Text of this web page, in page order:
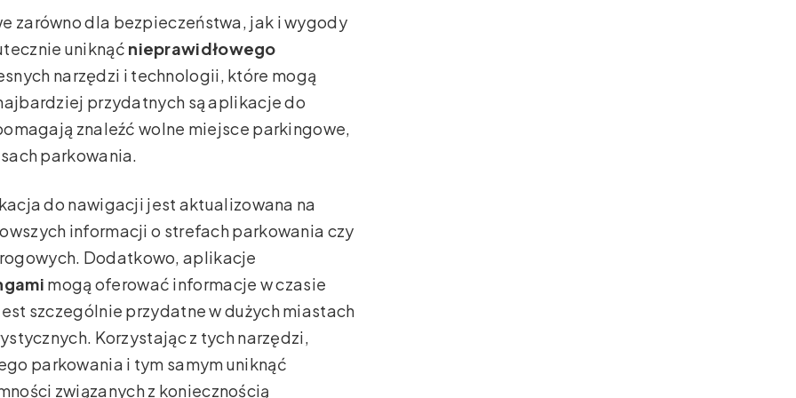
zarówno dla bezpieczeństwa, jak i wygody
uniknąć nieprawidłowego
narzędzi i technologii, które mogą
przydatnych są aplikacje do
znaleźć wolne miejsce parkingowe,
parkowania.
do nawigacji jest aktualizowana na
informacji o strefach parkowania czy
Dodatkowo, aplikacje
mogą oferować informacje w czasie
szczególnie przydatne w dużych miastach
Korzystając z tych narzędzi,
parkowania i tym samym uniknąć
związanych z koniecznością